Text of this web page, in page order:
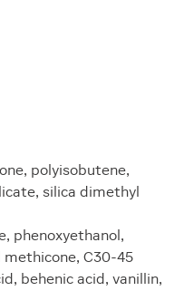
polyisobutene,
silica dimethyl
phenoxyethanol,
C30-45
behenic acid, vanillin,